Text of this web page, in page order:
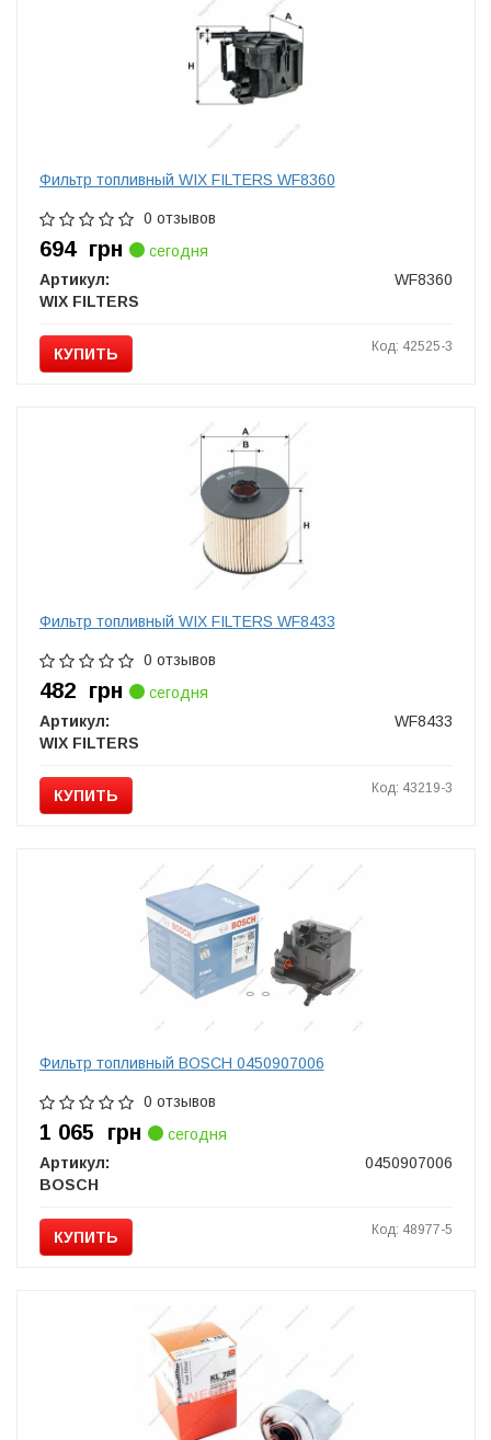
Фильтр топливный WIX FILTERS WF8360
0 отзывов
694 грн
сегодня
Артикул:
WF8360
WIX FILTERS
КУПИТЬ Код: 42525-3
Фильтр топливный WIX FILTERS WF8433
0 отзывов
482 грн
сегодня
Артикул:
WF8433
WIX FILTERS
КУПИТЬ Код: 43219-3
Фильтр топливный BOSCH 0450907006
0 отзывов
1 065 грн
сегодня
Артикул:
0450907006
BOSCH
КУПИТЬ Код: 48977-5